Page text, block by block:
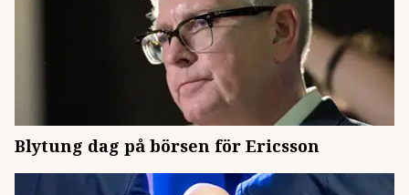
Blytung dag på börsen för Ericsson